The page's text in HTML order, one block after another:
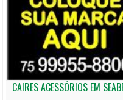
CAIRES ACESSÓRIOS EM